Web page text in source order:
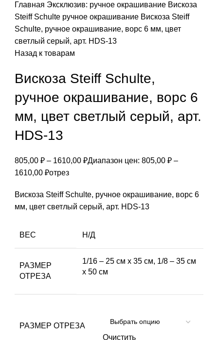
Главная Эксклюзив: ручное окрашивание Вискоза
Steiff Schulte ручное окрашивание Вискоза Steiff
Schulte, ручное окрашивание, ворс 6 мм, цвет
светлый серый, арт. HDS-13
Назад к товарам
Вискоза Steiff Schulte,
ручное окрашивание, ворс 6
мм, цвет светлый серый, арт.
HDS-13
805,00 ₽ – 1610,00 ₽Диапазон цен: 805,00 ₽ –
1610,00 ₽отрез
Вискоза Steiff Schulte, ручное окрашивание, ворс 6
мм, цвет светлый серый, арт. HDS-13
ВЕС Н/Д
РАЗМЕР
ОТРЕЗА
1/16 – 25 см х 35 см, 1/8 – 35 см
х 50 см
РАЗМЕР ОТРЕЗА
Очистить